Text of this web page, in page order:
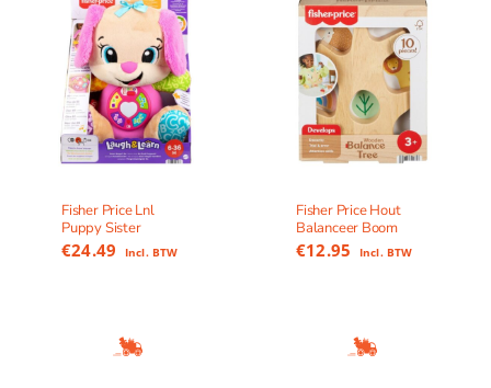
Fisher Price Lnl
Puppy Sister
€24.49 Incl. BTW
Fisher Price Hout
Balanceer Boom
€12.95 Incl. BTW